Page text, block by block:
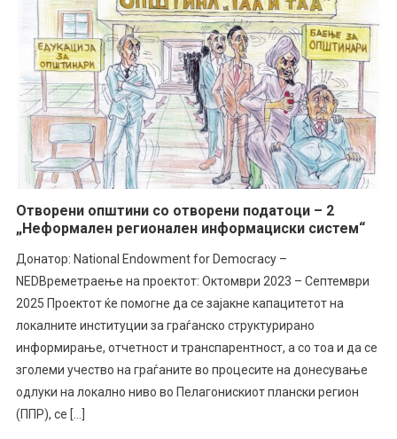
Отворени општини со отворени податоци – 2
„Неформален регионален информациски систем“
Донатор: National Endowment for Democracy –
NEDВреметраење на проектот: Октомври 2023 – Септември
2025 Проектот ќе помогне да се зајакне капацитетот на
локалните институции за граѓанско структурирано
информирање, отчетност и транспарентност, а со тоа и да се
зголеми учество на граѓаните во процесите на донесување
одлуки на локално ниво во Пелагонискиот плански регион
(ППР), се […]